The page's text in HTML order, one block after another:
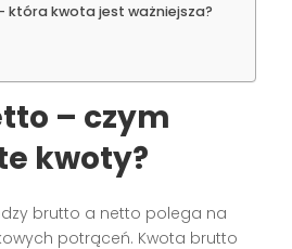
która kwota jest ważniejsza?
– czym
kwoty?
brutto a netto polega na
potrąceń. Kwota brutto